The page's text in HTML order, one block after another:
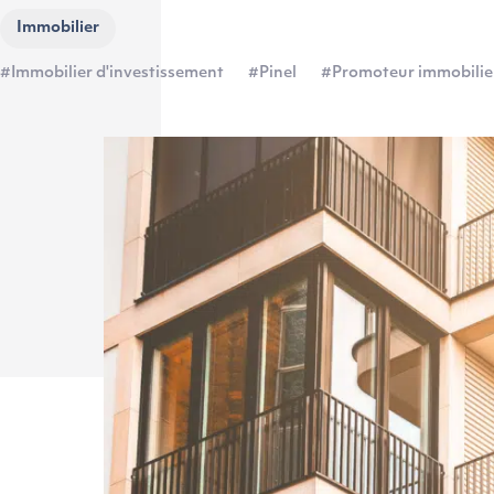
Immobilier
#Immobilier d'investissement #Pinel #Promoteur